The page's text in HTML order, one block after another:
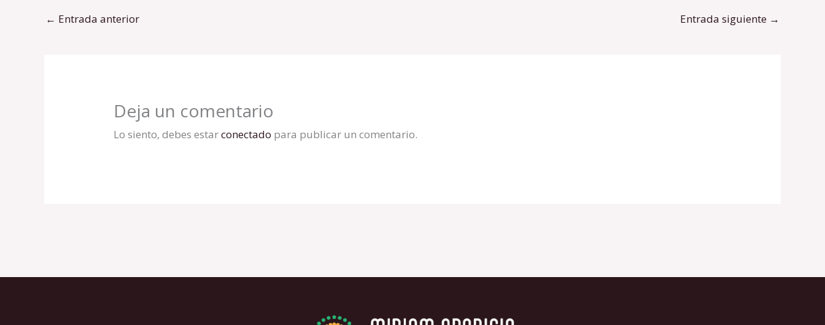
← Entrada anterior Entrada siguiente →
Deja un comentario
Lo siento, debes estarconectado para publicar un comentario.